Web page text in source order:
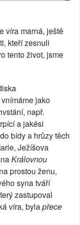
víra marná, ještě
kteří zesnuli
tento život, jsme
jako
např.
a jakési
bídy a hrůzy těch
Ježíšova
Královnou
prostou ženu,
syna tváří
zastupoval
víra, bylapřece